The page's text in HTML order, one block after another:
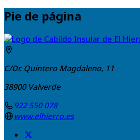
Pie de página
C/Dr. Quintero Magdaleno, 11
38900 Valverde
922 550 078
www.elhierro.es